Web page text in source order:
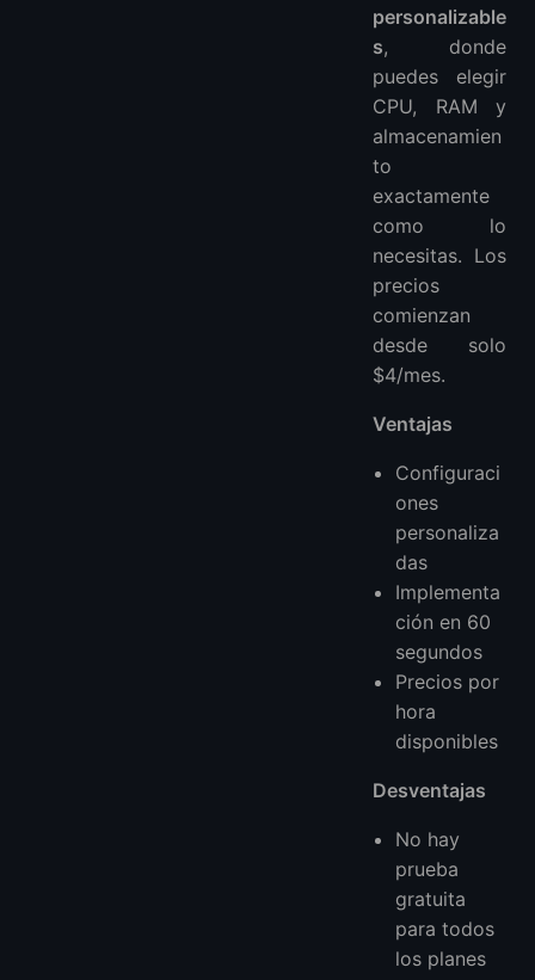
personalizable
s, donde
puedes elegir
CPU, RAM y
almacenamien
to
exactamente
como lo
necesitas. Los
precios
comienzan
desde solo
$4/mes.
Ventajas
Configuraci
ones
personaliza
das
Implementa
ción en 60
segundos
Precios por
hora
disponibles
Desventajas
No hay
prueba
gratuita
para todos
los planes